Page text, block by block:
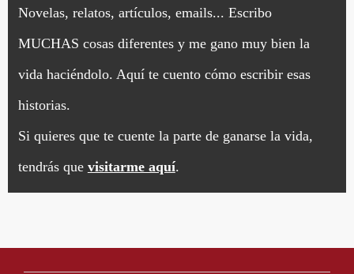
Novelas, relatos, artículos, emails... Escribo
MUCHAS cosas diferentes y me gano muy bien la
vida haciéndolo. Aquí te cuento cómo escribir esas
historias.
Si quieres que te cuente la parte de ganarse la vida,
tendrás que visitarme aquí.